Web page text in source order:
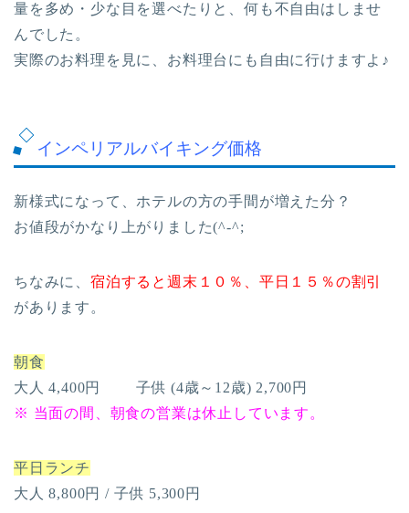
量を多め・少な目を選べたりと、何も不自由はしませ
んでした。
実際のお料理を見に、お料理台にも自由に行けますよ♪
インペリアルバイキング価格
新様式になって、ホテルの方の手間が増えた分？
お値段がかなり上がりました(^-^;
ちなみに、 宿泊すると週末１０％、平日１５％の割引
があります。
朝食
大人 4,400円 子供 (4歳～12歳) 2,700円
※ 当面の間、朝食の営業は休止しています。
平日ランチ
大人 8,800円 / 子供 5,300円